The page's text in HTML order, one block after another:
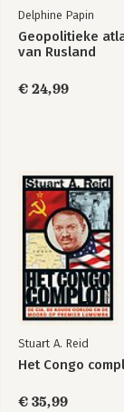
Delphine Papin
Geopolitieke
van Rusland
€ 24,99
Stuart A. Reid
Het Congo
€ 35,99